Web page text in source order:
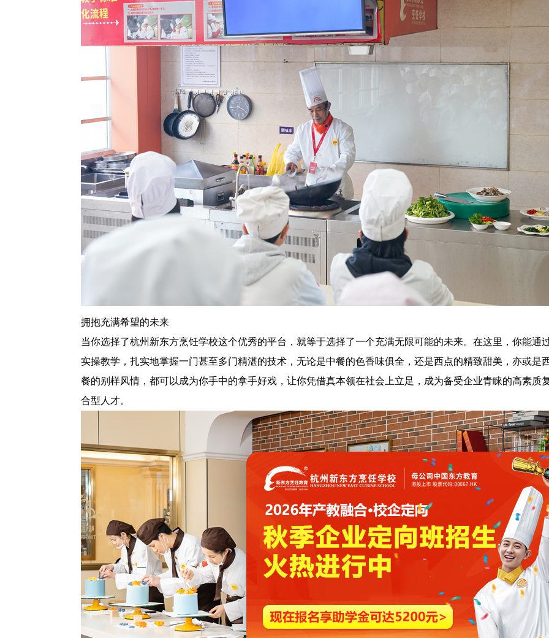
拥抱充满希望的未来
当你选择了杭州新东方烹饪学校这个优秀的平台，就等于选择了一个充满无限可能的未来。在这里，你能通
实操教学，扎实地掌握一门甚至多门精湛的技术，无论是中餐的色香味俱全，还是西点的精致甜美，亦或是
餐的别样风情，都可以成为你手中的拿手好戏，让你凭借真本领在社会上立足，成为备受企业青睐的高素质
合型人才。